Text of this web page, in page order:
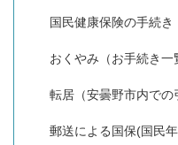
国民健康保険の手続き
おくやみ（お手続き一
転居（安曇野市内での
郵送による国保(国民